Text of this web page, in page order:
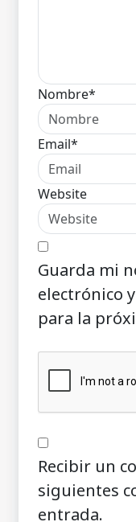
Nombre*
Email*
Website
Guarda mi
electrónico
para la
Recibir un
siguientes
entrada.